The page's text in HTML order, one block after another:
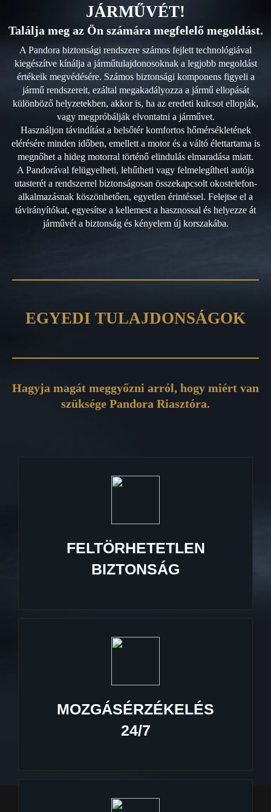
JÁRMŰVÉT!
Találja meg az Ön számára megfelelő megoldást.
A Pandora biztonsági rendszere számos fejlett technológiával
kiegészítve kínálja a járműtulajdonosoknak a legjobb megoldást
értékeik megvédésére. Számos biztonsági komponens figyeli a
jármű rendszereit, ezáltal megakadályozza a jármű ellopását
különböző helyzetekben, akkor is, ha az eredeti kulcsot ellopják,
vagy megpróbálják elvontatni a járművet.
Használjon távindítást a belsőtér komfortos hőmérsékletének
elérésére minden időben, emellett a motor és a váltó élettartama is
megnőhet a hideg motorral történő elindulás elmaradása miatt.
A Pandorával felügyelheti, lehűtheti vagy felmelegítheti autója
utasterét a rendszerrel biztonságosan összekapcsolt okostelefon-
alkalmazásnak köszönhetően, egyetlen érintéssel. Felejtse el a
távirányítókat, egyesítse a kellemest a hasznossal és helyezze át
járművét a biztonság és kényelem új korszakába.
EGYEDI TULAJDONSÁGOK
Hagyja magát meggyőzni arról, hogy miért van
szüksége Pandora Riasztóra.
FELTÖRHETETLEN
BIZTONSÁG
MOZGÁSÉRZÉKELÉS
24/7